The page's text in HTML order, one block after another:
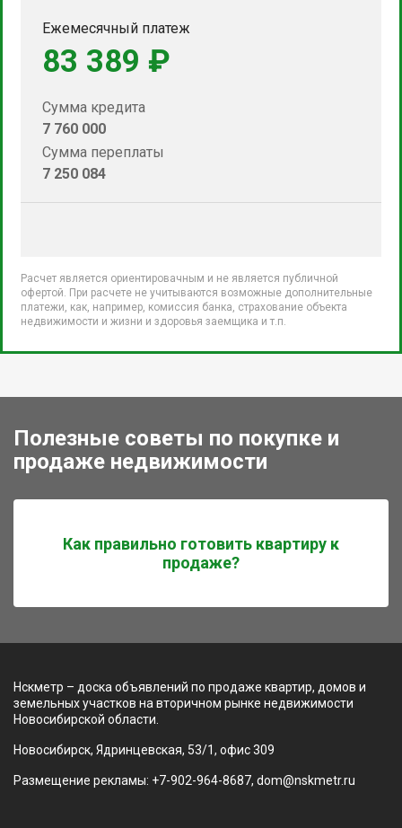
Ежемесячный платеж
83 389 ₽
Сумма кредита
7 760 000
Сумма переплаты
7 250 084
Расчет является ориентировачным и не является публичной
офертой. При расчете не учитываются возможные дополнительные
платежи, как, например, комиссия банка, страхование объекта
недвижимости и жизни и здоровья заемщика и т.п.
Полезные советы по покупке и
продаже недвижимости
Как правильно готовить квартиру к
продаже?
Нскметр – доска объявлений по продаже квартир, домов и
земельных участков на вторичном рынке недвижимости
Новосибирской области.
Новосибирск, Ядринцевская, 53/1, офис 309
Размещение рекламы: +7-902-964-8687, dom@nskmetr.ru